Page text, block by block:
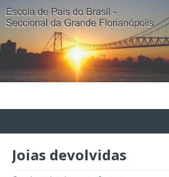
Joias devolvidas